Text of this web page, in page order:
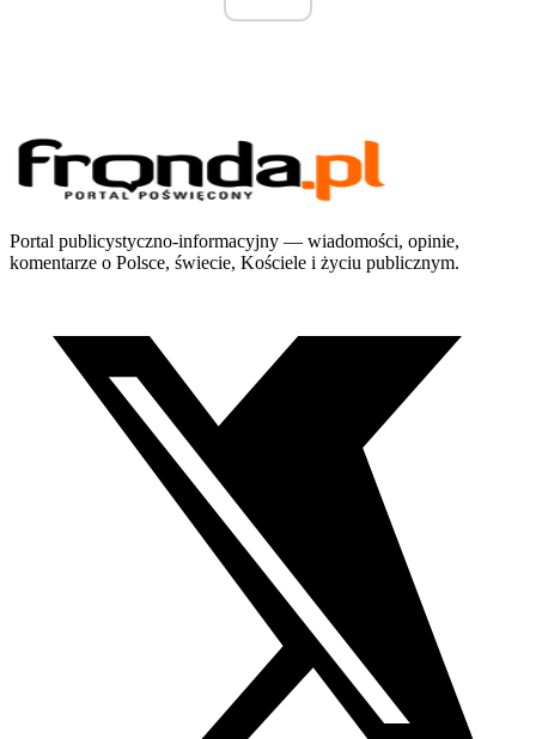
Portal publicystyczno-informacyjny — wiadomości, opinie,
komentarze o Polsce, świecie, Kościele i życiu publicznym.